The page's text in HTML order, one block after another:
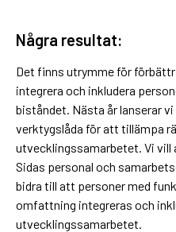
Några resultat:
Det finns utrymme för
integrera och inkludera
biståndet. Nästa år lanserar
verktygslåda för att tillämpa
utvecklingssamarbetet. Vi vill
Sidas personal och
bidra till att personer med
omfattning integreras och
utvecklingssamarbetet.